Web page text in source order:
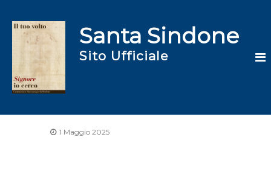
Santa Sindone
Sito Ufficiale
1 Maggio 2025